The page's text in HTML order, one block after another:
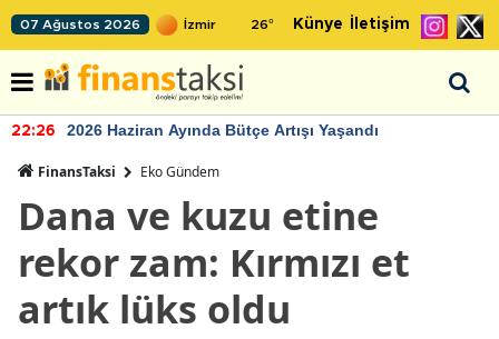
07 Ağustos 2026 26° Künye İletişim
22:26 2026 Haziran Ayında Bütçe Artışı Yaşandı
FinansTaksi Eko Gündem
Dana ve kuzu etine
rekor zam: Kırmızı et
artık lüks oldu